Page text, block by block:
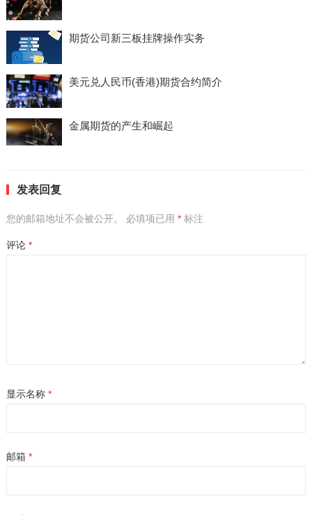
期货公司新三板挂牌操作实务
美元兑人民币(香港)期货合约简介
金属期货的产生和崛起
发表回复
您的邮箱地址不会被公开。 必填项已用 *标注
评论 *
显示名称 *
邮箱 *